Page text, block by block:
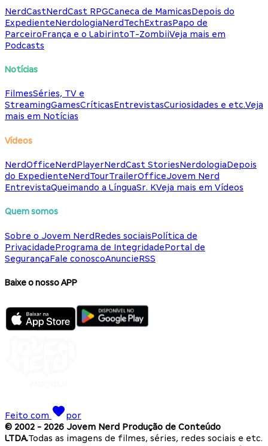
NerdCastNerdCast RPGCaneca de MamicasDepois do
ExpedienteNerdologiaNerdTechExtrasPapo de
ParceiroFrança e o LabirintoT-ZombiiVeja mais em
Podcasts
Notícias
FilmesSéries, TV e
StreamingGamesCríticasEntrevistasCuriosidades e etc.Veja
mais em Notícias
Vídeos
NerdOfficeNerdPlayerNerdCast StoriesNerdologiaDepois
do ExpedienteNerdTourTrailerOfficeJovem Nerd
EntrevistaQueimando a LínguaSr. KVeja mais em Vídeos
Quem somos
Sobre o Jovem NerdRedes sociaisPolítica de
PrivacidadePrograma de IntegridadePortal de
SegurançaFale conoscoAnuncieRSS
Baixe o nosso APP
Feito com
por
© 2002 - 2026 Jovem Nerd Produção de Conteúdo
LTDA.Todas as imagens de filmes, séries, redes sociais e etc.